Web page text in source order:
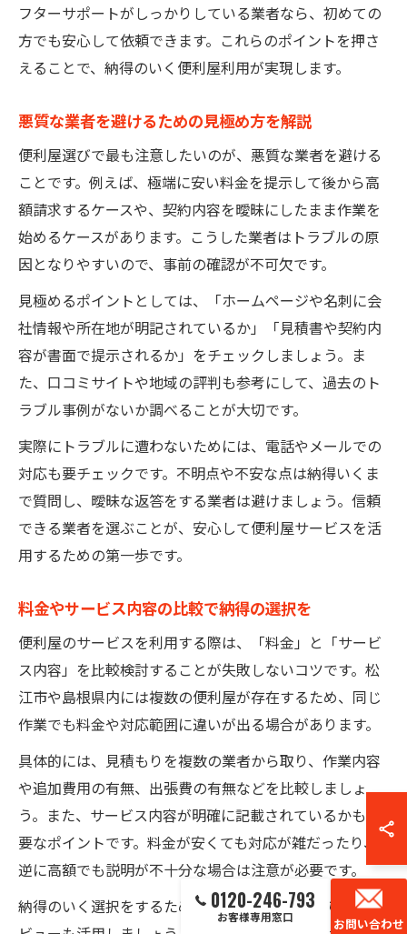
フターサポートがしっかりしている業者なら、初めての
方でも安心して依頼できます。これらのポイントを押さ
えることで、納得のいく便利屋利用が実現します。
悪質な業者を避けるための見極め方を解説
便利屋選びで最も注意したいのが、悪質な業者を避ける
ことです。例えば、極端に安い料金を提示して後から高
額請求するケースや、契約内容を曖昧にしたまま作業を
始めるケースがあります。こうした業者はトラブルの原
因となりやすいので、事前の確認が不可欠です。
見極めるポイントとしては、「ホームページや名刺に会
社情報や所在地が明記されているか」「見積書や契約内
容が書面で提示されるか」をチェックしましょう。ま
た、口コミサイトや地域の評判も参考にして、過去のト
ラブル事例がないか調べることが大切です。
実際にトラブルに遭わないためには、電話やメールでの
対応も要チェックです。不明点や不安な点は納得いくま
で質問し、曖昧な返答をする業者は避けましょう。信頼
できる業者を選ぶことが、安心して便利屋サービスを活
用するための第一歩です。
料金やサービス内容の比較で納得の選択を
便利屋のサービスを利用する際は、「料金」と「サービ
ス内容」を比較検討することが失敗しないコツです。松
江市や島根県内には複数の便利屋が存在するため、同じ
作業でも料金や対応範囲に違いが出る場合があります。
具体的には、見積もりを複数の業者から取り、作業内容
や追加費用の有無、出張費の有無などを比較しましょ
う。また、サービス内容が明確に記載されているかも重
要なポイントです。料金が安くても対応が雑だったり、
逆に高額でも説明が不十分な場合は注意が必要です。
納得のいく選択をするためには、実際の利用者の声やレ
0120-246-793
お客様専用窓口 お問い合わせ